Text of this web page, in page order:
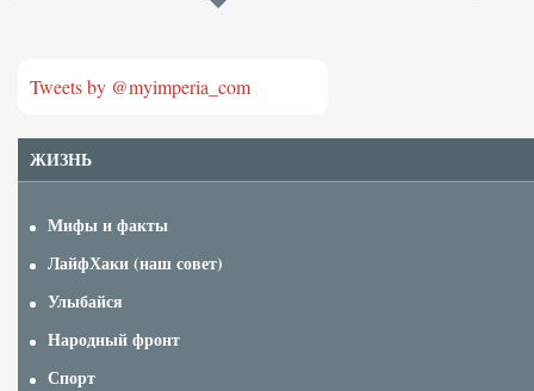
Tweets by @myimperia_com
ЖИЗНЬ
Мифы и факты
ЛайфХаки (наш совет)
Улыбайся
Народный фронт
Спорт